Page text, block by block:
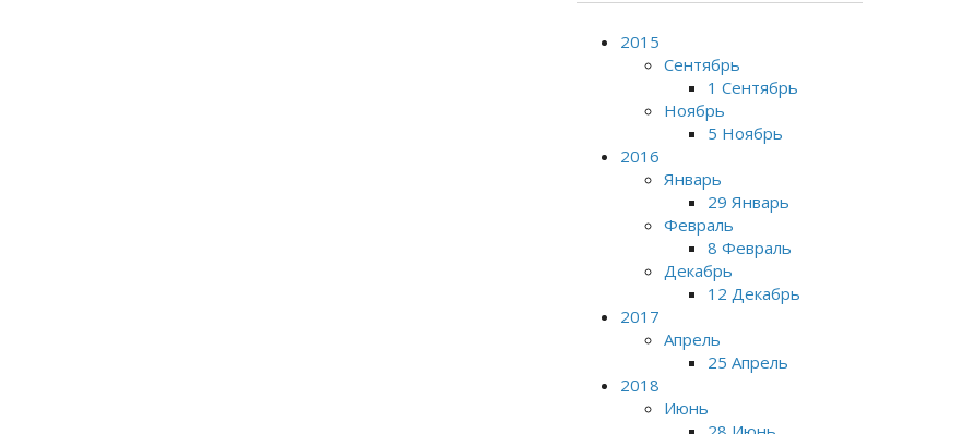
2015
Сентябрь
1 Сентябрь
Ноябрь
5 Ноябрь
2016
Январь
29 Январь
Февраль
8 Февраль
Декабрь
12 Декабрь
2017
Апрель
25 Апрель
2018
Июнь